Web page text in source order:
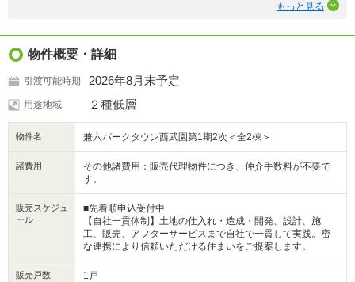
-西武西武園線「西武園」駅徒歩8分、西武多摩湖線「多摩湖」駅徒歩11
-「東村山」駅から新宿線・西武園線・国分寺線利用も◎
■都立狭山公園 徒歩8分。多摩湖など、自然豊かなスポットが身近！
■小学校徒歩8分、中学校徒歩5分。子育て世帯にも嬉しい住環境。
■快適に暮らせるZEH水準省エネ住宅！
■LDKは18.5帖×4面採光で明るく風通し良好。食洗機など快適設備も！
■土間収納付きで、ベビーカーや雨具などがすっきり！
もっと見る
物件概要・詳細
引渡可能時期 2026年8月末予定
用途地域 ２種低層
物件名 兼六パークタウン西武園第1期2次＜全2棟＞
諸費用
その他諸費用：販売代理物件につき、仲介手数料が不要で
す。
販売スケジュ
ール
■先着順申込受付中
【自社一貫体制】土地の仕入れ・造成・開発、設計、施
工、販売、アフターサービスまで自社で一貫して実践。密
な連携により信頼いただける住まいをご提案します。
販売戸数 1戸